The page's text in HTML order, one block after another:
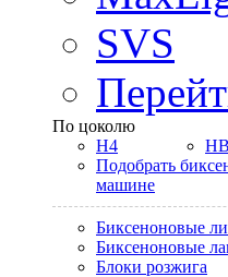
SVS
По цоколю
H4
Подобрать
машине
Биксеноновые
Биксеноновые
Блоки розжига